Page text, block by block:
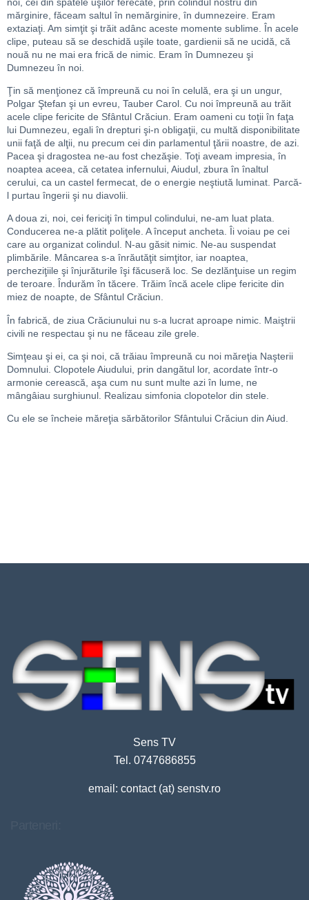
mărginire, făceam saltul în nemărginire, în dumnezeire. Eram
extaziaţi. Am simţit şi trăit adânc aceste momente sublime. În acele
clipe, puteau să se deschidă uşile toate, gardienii să ne ucidă, că
nouă nu ne mai era frică de nimic. Eram în Dumnezeu şi
Dumnezeu în noi.
Ţin să menţionez că împreună cu noi în celulă, era şi un ungur,
Polgar Ştefan şi un evreu, Tauber Carol. Cu noi împreună au trăit
acele clipe fericite de Sfântul Crăciun. Eram oameni cu toţii în faţa
lui Dumnezeu, egali în drepturi şi-n obligaţii, cu multă disponibilitate
unii faţă de alţii, nu precum cei din parlamentul ţării noastre, de azi.
Pacea şi dragostea ne-au fost chezăşie. Toţi aveam impresia, în
noaptea aceea, că cetatea infernului, Aiudul, zbura în înaltul
cerului, ca un castel fermecat, de o energie neştiută luminat. Parcă-
l purtau îngerii şi nu diavolii.
A doua zi, noi, cei fericiţi în timpul colindului, ne-am luat plata.
Conducerea ne-a plătit poliţele. A început ancheta. Îi voiau pe cei
care au organizat colindul. N-au găsit nimic. Ne-au suspendat
plimbările. Mâncarea s-a înrăutăţit simţitor, iar noaptea,
percheziţiile şi înjurăturile îşi făcuseră loc. Se dezlănţuise un regim
de teroare. Îndurăm în tăcere. Trăim încă acele clipe fericite din
miez de noapte, de Sfântul Crăciun.
În fabrică, de ziua Crăciunului nu s-a lucrat aproape nimic. Maiştrii
civili ne respectau şi nu ne făceau zile grele.
Simţeau şi ei, ca şi noi, că trăiau împreună cu noi măreţia Naşterii
Domnului. Clopotele Aiudului, prin dangătul lor, acordate într-o
armonie cerească, aşa cum nu sunt multe azi în lume, ne
mângâiau surghiunul. Realizau simfonia clopotelor din stele.
Cu ele se încheie măreţia sărbătorilor Sfântului Crăciun din Aiud.
Sens TV
Tel. 0747686855
email: contact (at) senstv.ro